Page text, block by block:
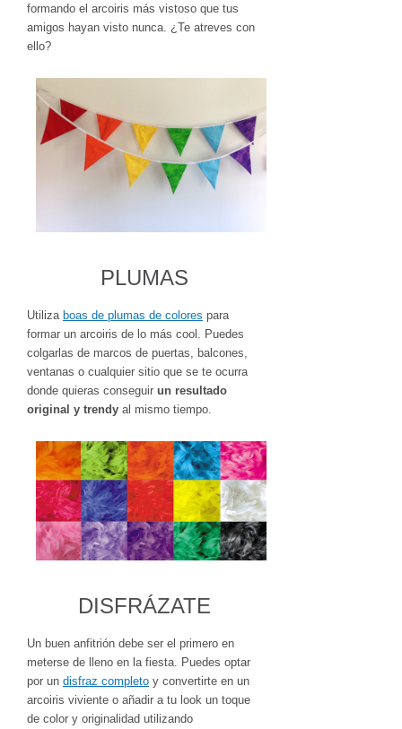
formando el arcoiris más vistoso que tus
amigos hayan visto nunca. ¿Te atreves con
ello?
PLUMAS
Utiliza boas de plumas de colores para
formar un arcoiris de lo más cool. Puedes
colgarlas de marcos de puertas, balcones,
ventanas o cualquier sitio que se te ocurra
donde quieras conseguir un resultado
original y trendy al mismo tiempo.
DISFRÁZATE
Un buen anfitrión debe ser el primero en
meterse de lleno en la fiesta. Puedes optar
por un disfraz completo y convertirte en un
arcoiris viviente o añadir a tu look un toque
de color y originalidad utilizando